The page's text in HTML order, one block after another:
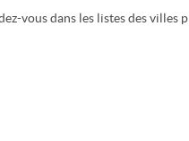
vous dans les listes des villes